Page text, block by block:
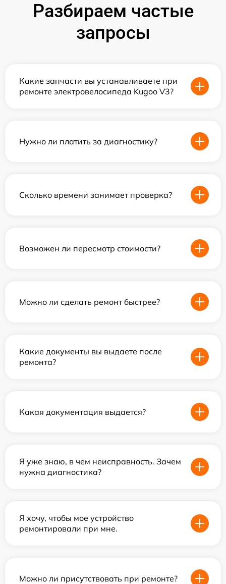
Разбираем частые
запросы
Какие запчасти вы устанавливаете при
ремонте электровелосипеда Kugoo V3?
Нужно ли платить за диагностику?
Сколько времени занимает проверка?
Возможен ли пересмотр стоимости?
Можно ли сделать ремонт быстрее?
Какие документы вы выдаете после
ремонта?
Какая документация выдается?
Я уже знаю, в чем неисправность. Зачем
нужна диагностика?
Я хочу, чтобы мое устройство
ремонтировали при мне.
Можно ли присутствовать при ремонте?